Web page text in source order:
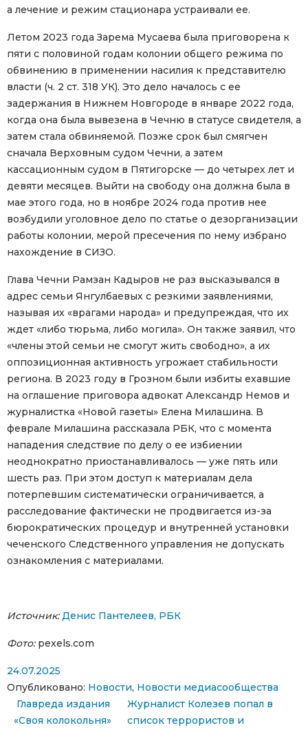
а лечение и режим стационара устраивали ее.
Летом 2023 года Зарема Мусаева была приговорена к
пяти с половиной годам колонии общего режима по
обвинению в применении насилия к представителю
власти (ч. 2 ст. 318 УК). Это дело началось с ее
задержания в Нижнем Новгороде в январе 2022 года,
когда она была вывезена в Чечню в статусе свидетеля, а
затем стала обвиняемой. Позже срок был смягчен
сначала Верховным судом Чечни, а затем
кассационным судом в Пятигорске — до четырех лет и
девяти месяцев. Выйти на свободу она должна была в
мае этого года, но в ноябре 2024 года против нее
возбудили уголовное дело по статье о дезорганизации
работы колонии, мерой пресечения по нему избрано
нахождение в СИЗО.
Глава Чечни Рамзан Кадыров не раз высказывался в
адрес семьи Янгулбаевых с резкими заявлениями,
называя их «врагами народа» и предупреждая, что их
ждет «либо тюрьма, либо могила». Он также заявил, что
«члены этой семьи не смогут жить свободно», а их
оппозиционная активность угрожает стабильности
региона. В 2023 году в Грозном были избиты ехавшие
на оглашение приговора адвокат Александр Немов и
журналистка «Новой газеты» Елена Милашина. В
феврале Милашина рассказала РБК, что с момента
нападения следствие по делу о ее избиении
неоднократно приостанавливалось — уже пять или
шесть раз. При этом доступ к материалам дела
потерпевшим систематически ограничивается, а
расследование фактически не продвигается из-за
бюрократических процедур и внутренней установки
чеченского Следственного управления не допускать
ознакомления с материалами.
Источник:Денис Пантелеев, РБК
Фото:pexels.com
24.07.2025
Опубликовано: Новости, Новости медиасообщества
Навигация по записям
Главреда издания
«Своя колокольня»
Журналист Колезев попал в
список террористов и